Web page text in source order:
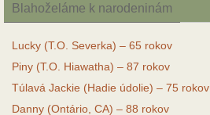
Blahoželáme k narodeninám
Lucky (T.O. Severka) – 65 rokov
Piny (T.O. Hiawatha) – 87 rokov
Túlavá Jackie (Hadie údolie) – 75 rokov
Danny (Ontário, CA) – 88 rokov